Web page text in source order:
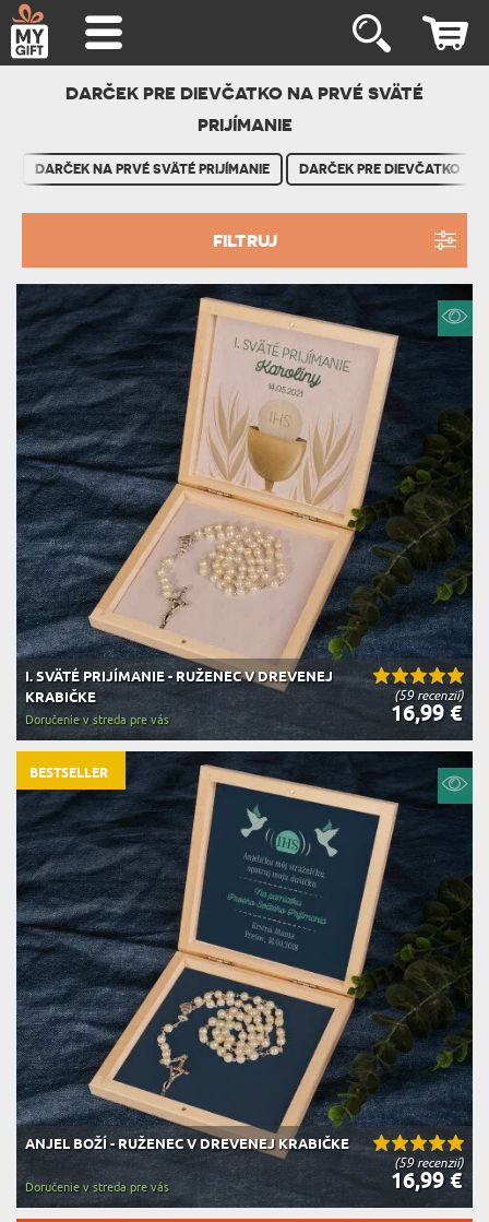
DARČEK PRE DIEVČATKO NA PRVÉ SVÄTÉ
PRIJÍMANIE
DARČEK NA PRVÉ SVÄTÉ PRIJÍMANIE DARČEK PRE DIEVČATKO
FILTRUJ
(59 recenzií)
I. SVÄTÉ PRIJÍMANIE - RUŽENEC V DREVENEJ
KRABIČKE
16,99 €
Doručenie v streda pre vás
(59 recenzií)
ANJEL BOŽÍ - RUŽENEC V DREVENEJ KRABIČKE
16,99 €
Doručenie v streda pre vás
BESTSELLER